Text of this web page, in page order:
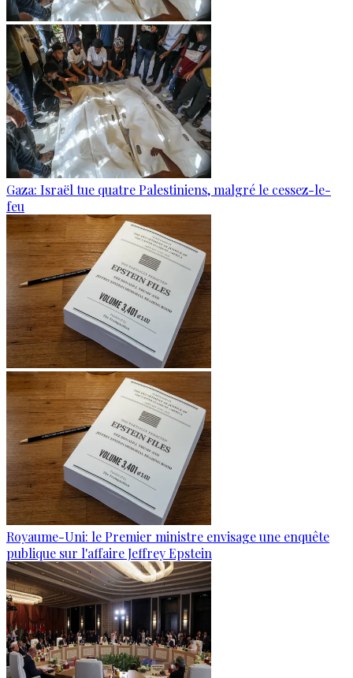
Gaza: Israël tue quatre Palestiniens, malgré le cessez-le-
feu
Royaume-Uni: le Premier ministre envisage une enquête
publique sur l'affaire Jeffrey Epstein